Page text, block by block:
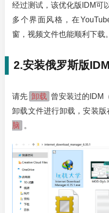
经过测试，该优化版IDM可
多个界面风格，在
窗，视频文件也能顺利下载。
2.安装俄罗斯版IDM
请先 卸载 曾安装过的IDM
卸载文件进行卸载，安装版
脑
。